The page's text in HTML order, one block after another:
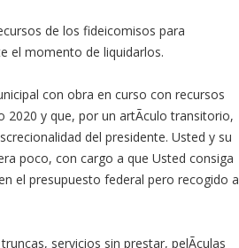
de los fideicomisos para
el momento de liquidarlos.
con obra en curso con recursos
2020 y que, por un artÃ­culo transitorio,
del presidente. Usted y su
poco, con cargo a que Usted consiga
el presupuesto federal pero recogido a
servicios sin prestar, pelÃ­culas